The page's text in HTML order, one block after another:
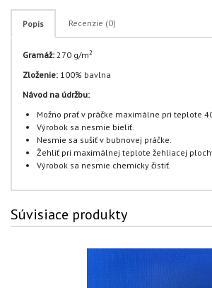
Popis Recenzie (0)
Gramáž: 270 g/m2
Zloženie: 100% bavlna
Návod na údržbu:
Možno prať v práčke maximálne pri teplote
Výrobok sa nesmie bieliť.
Nesmie sa sušiť v bubnovej práčke.
Žehliť pri maximálnej teplote žehliacej
Výrobok sa nesmie chemicky čistiť.
Súvisiace produkty